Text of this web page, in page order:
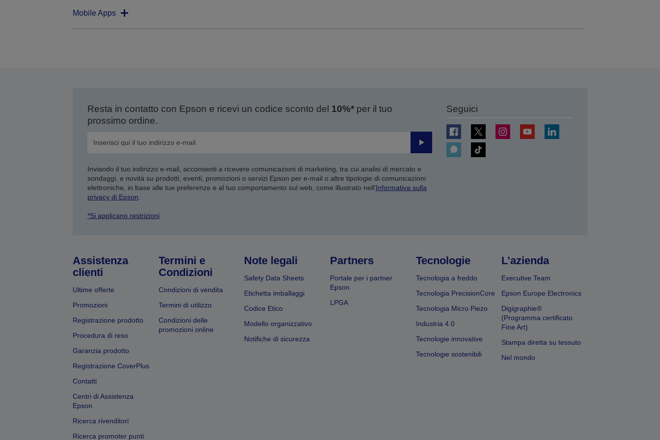
Mobile Apps
Resta in contatto con Epson e ricevi un codice sconto del 10%*per il tuo
prossimo ordine.
Invia
Inviando il tuo indirizzo e-mail, acconsenti a ricevere comunicazioni di marketing, tra cui analisi di mercato e
sondaggi, e novità su prodotti, eventi, promozioni o servizi Epson per e-mail o altre tipologie di comunicazioni
elettroniche, in base alle tue preferenze e al tuo comportamento sul web, come illustrato nell’Informativa sulla
privacy di Epson.
*Si applicano restrizioni
Seguici
Assistenza
clienti
Ultime offerte
Promozioni
Registrazione prodotto
Procedura di reso
Garanzia prodotto
Registrazione CoverPlus
Contatti
Centri di Assistenza
Epson
Ricerca rivenditori
Ricerca promoter punti
Termini e
Condizioni
Condizioni di vendita
Termini di utilizzo
Condizioni delle
promozioni online
Note legali
Safety Data Sheets
Etichetta imballaggi
Codice Etico
Modello organizzativo
Notifiche di sicurezza
Partners
Portale per i partner
Epson
LPGA
Tecnologie
Tecnologia a freddo
Tecnologia PrecisionCore
Tecnologia Micro Piezo
Industria 4.0
Tecnologie innovative
Tecnologie sostenibili
L’azienda
Executive Team
Epson Europe Electronics
Digigraphie®
(Programma certificato
Fine Art)
Stampa diretta su tessuto
Nel mondo